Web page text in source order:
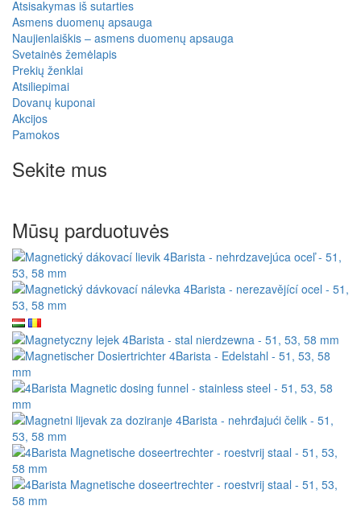
Atsisakymas iš sutarties
Asmens duomenų apsauga
Naujienlaiškis – asmens duomenų apsauga
Svetainės žemėlapis
Prekių ženklai
Atsiliepimai
Dovanų kuponai
Akcijos
Pamokos
Sekite mus
Mūsų parduotuvės